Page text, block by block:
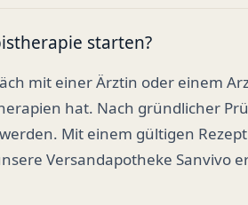
starten?
mit einer Ärztin oder einem
hat. Nach gründlicher
Mit einem gültigen
Versandapotheke Sanvivo